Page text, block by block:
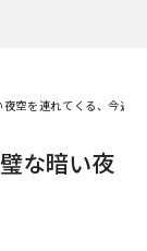
夜空を連れてくる、今週の
な暗い夜